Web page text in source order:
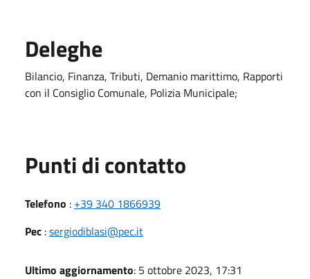
Deleghe
Bilancio, Finanza, Tributi, Demanio marittimo, Rapporti
con il Consiglio Comunale, Polizia Municipale;
Punti di contatto
Telefono : +39 340 1866939
Pec :sergiodiblasi@pec.it
Ultimo aggiornamento: 5 ottobre 2023, 17:31